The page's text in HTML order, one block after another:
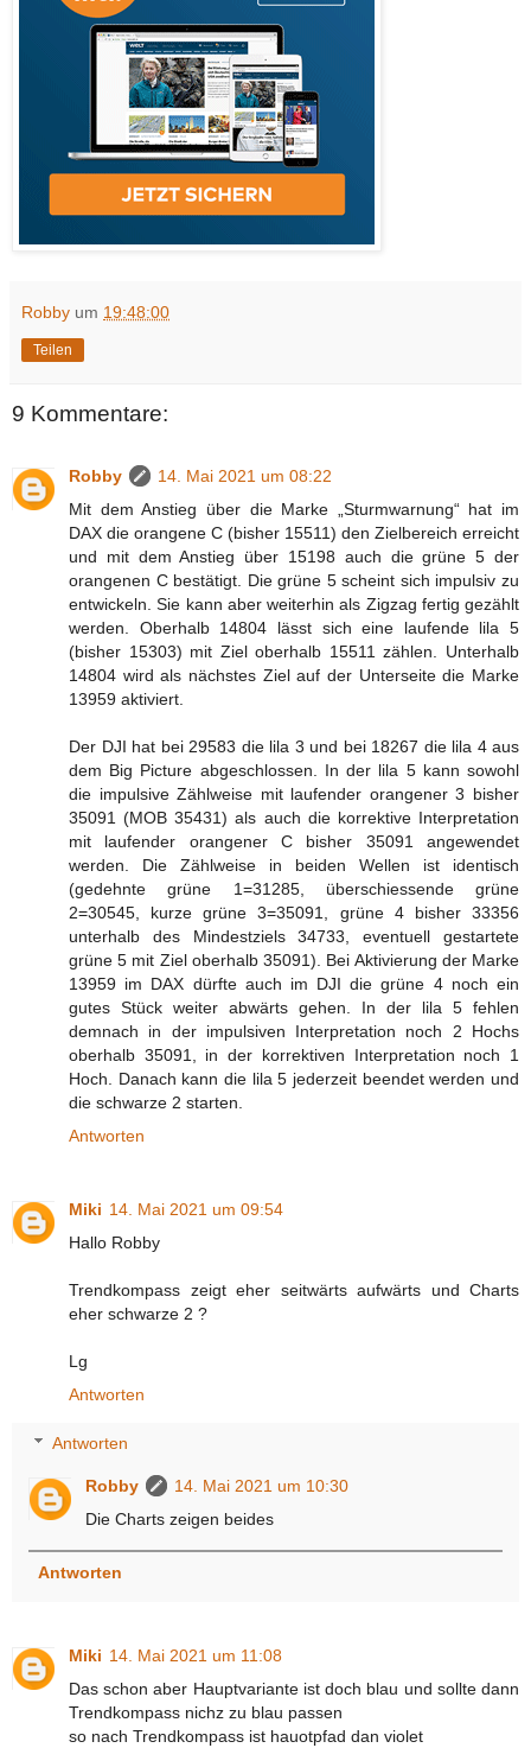
Robby um 19:48:00
Teilen
9 Kommentare:
Robby
14. Mai 2021 um 08:22
Mit dem Anstieg über die Marke „Sturmwarnung“ hat im
DAX die orangene C (bisher 15511) den Zielbereich erreicht
und mit dem Anstieg über 15198 auch die grüne 5 der
orangenen C bestätigt. Die grüne 5 scheint sich impulsiv zu
entwickeln. Sie kann aber weiterhin als Zigzag fertig gezählt
werden. Oberhalb 14804 lässt sich eine laufende lila 5
(bisher 15303) mit Ziel oberhalb 15511 zählen. Unterhalb
14804 wird als nächstes Ziel auf der Unterseite die Marke
13959 aktiviert.
Der DJI hat bei 29583 die lila 3 und bei 18267 die lila 4 aus
dem Big Picture abgeschlossen. In der lila 5 kann sowohl
die impulsive Zählweise mit laufender orangener 3 bisher
35091 (MOB 35431) als auch die korrektive Interpretation
mit laufender orangener C bisher 35091 angewendet
werden. Die Zählweise in beiden Wellen ist identisch
(gedehnte grüne 1=31285, überschiessende grüne
2=30545, kurze grüne 3=35091, grüne 4 bisher 33356
unterhalb des Mindestziels 34733, eventuell gestartete
grüne 5 mit Ziel oberhalb 35091). Bei Aktivierung der Marke
13959 im DAX dürfte auch im DJI die grüne 4 noch ein
gutes Stück weiter abwärts gehen. In der lila 5 fehlen
demnach in der impulsiven Interpretation noch 2 Hochs
oberhalb 35091, in der korrektiven Interpretation noch 1
Hoch. Danach kann die lila 5 jederzeit beendet werden und
die schwarze 2 starten.
Antworten
Miki 14. Mai 2021 um 09:54
Hallo Robby
Trendkompass zeigt eher seitwärts aufwärts und Charts
eher schwarze 2 ?
Lg
Antworten
Antworten
Robby
14. Mai 2021 um 10:30
Die Charts zeigen beides
Antworten
Miki 14. Mai 2021 um 11:08
Das schon aber Hauptvariante ist doch blau und sollte dann
Trendkompass nichz zu blau passen
so nach Trendkompass ist hauotpfad dan violet